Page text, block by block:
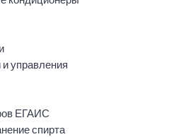
управления
ЕГАИС
спирта